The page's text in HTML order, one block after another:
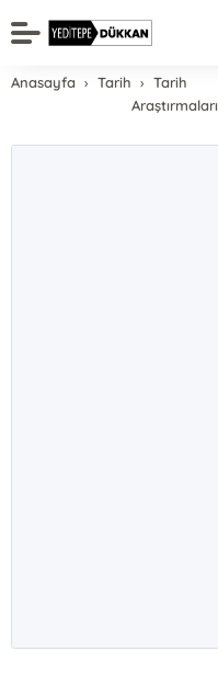
Anasayfa Tarih
Tarih
Araştırmaları